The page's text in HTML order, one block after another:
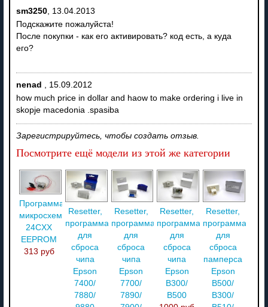
sm3250, 13.04.2013
Подскажите пожалуйста!
После покупки - как его активировать? код есть, а куда
его?
nenad
15.09.2012
how much price in dollar and haow to make ordering i live in
skopje macedonia .spasiba
Зарегистрируйтесь, чтобы создать отзыв.
Посмотрите ещё модели из этой же категории
Программатор
микросхем
24CXX
EEPROM
313 руб
Resetter,
программатор
для
сброса
чипа
Epson
7400/
7880/
Resetter,
программатор
для
сброса
чипа
Epson
7700/
7890/
Resetter,
программатор
для
сброса
чипа
Epson
B300/
B500
Resetter,
программатор
для
сброса
памперса
Epson
B500/
B300/